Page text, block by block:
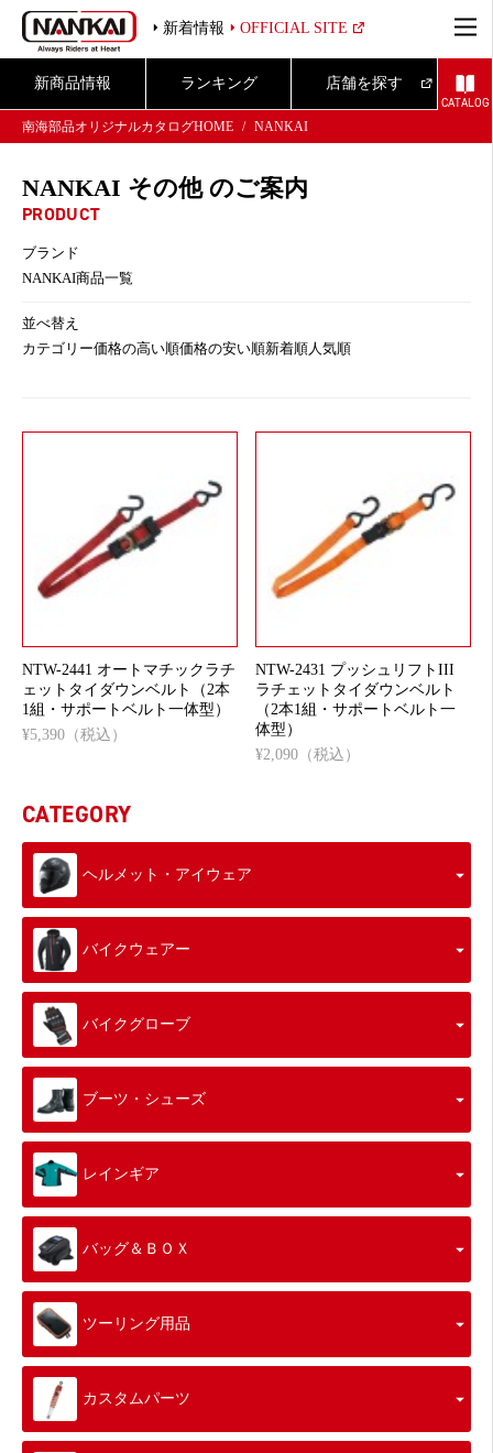
新着情報 OFFICIAL SITE
新商品情報 ランキング 店舗を探す
CATALOG
南海部品オリジナルカタログHOME
NANKAI
NANKAI その他 のご案内
PRODUCT
ブランド
NANKAI商品一覧
並べ替え
カテゴリー価格の高い順価格の安い順新着順人気順
NTW-2441 オートマチックラチ
ェットタイダウンベルト（2本
1組・サポートベルト一体型）
¥5,390（税込）
NTW-2431 プッシュリフトIII
ラチェットタイダウンベルト
（2本1組・サポートベルト一
体型）
¥2,090（税込）
CATEGORY
ヘルメット・アイウェア
バイクウェアー
バイクグローブ
ブーツ・シューズ
レインギア
バッグ＆ＢＯＸ
ツーリング用品
カスタムパーツ